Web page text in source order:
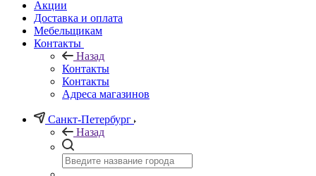
Акции
Доставка и оплата
Мебельщикам
Контакты
Назад
Контакты
Контакты
Адреса магазинов
Санкт-Петербург
Назад